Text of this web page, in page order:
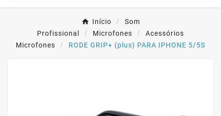
Início
Som
Profissional
Microfones
Acessórios
Microfones
RODE GRIP+ (plus) PARA IPHONE 5/5S